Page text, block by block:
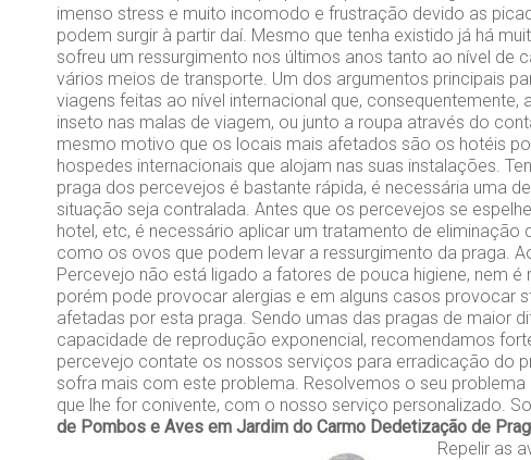
imenso stress e muito incomodo e frustração devido as
podem surgir à partir daí. Mesmo que tenha existido já há
sofreu um ressurgimento nos últimos anos tanto ao nível de
vários meios de transporte. Um dos argumentos principais
viagens feitas ao nível internacional que,
inseto nas malas de viagem, ou junto a roupa através do
mesmo motivo que os locais mais afetados são os hotéis
hospedes internacionais que alojam nas suas instalações.
praga dos percevejos é bastante rápida, é necessária uma
situação seja contralada. Antes que os percevejos se
hotel, etc, é necessário aplicar um tratamento de
como os ovos que podem levar a ressurgimento da praga.
Percevejo não está ligado a fatores de pouca higiene, nem
porém pode provocar alergias e em alguns casos provocar
afetadas por esta praga. Sendo umas das pragas de maior
capacidade de reprodução exponencial, recomendamos
percevejo contate os nossos serviços para erradicação do
sofra mais com este problema. Resolvemos o seu
que lhe for conivente, com o nosso serviço personalizado.
de Pombos e Aves em Jardim do Carmo Dedetização de
Repelir as